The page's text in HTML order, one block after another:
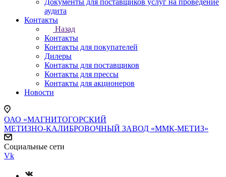
Документы для поставщиков услуг на проведение
аудита
Контакты
Назад
Контакты
Контакты для покупателей
Дилеры
Контакты для поставщиков
Контакты для прессы
Контакты для акционеров
Новости
ОАО «МАГНИТОГОРСКИЙ
МЕТИЗНО-КАЛИБРОВОЧНЫЙ ЗАВОД «ММК-МЕТИЗ»
Социальные сети
Vk